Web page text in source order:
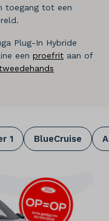
toegang tot een
Plug-In Hybride
een proefrit aan of
1 BlueCruise